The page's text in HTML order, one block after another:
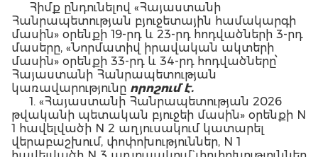
Հիմք ընդունելով «Հայաստանի
Հանրապետության բյուջետային համակարգի
մասին» օրենքի 19-րդ և 23-րդ հոդվածների 3-րդ
մասերը, «Նորմատիվ իրավական ակտերի
մասին» օրենքի 33-րդ և 34-րդ հոդվածները՝
Հայաստանի Հանրապետության
կառավարությունը որոշում է.
1. «Հայաստանի Հանրապետության 2026
թվականի պետական բյուջեի մասին» օրենքի N
1 հավելվածի N 2 աղյուսակում կատարել
վերաբաշխում, փոփոխություններ, N 1